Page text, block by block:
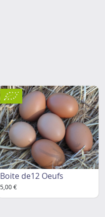
Boite de12 Oeufs
5,00 €